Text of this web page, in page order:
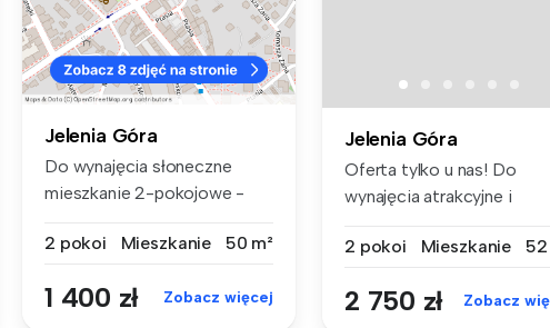
Jelenia Góra
Do wynajęcia słoneczne
mieszkanie 2-pokojowe -
2 pokoi
Mieszkanie 50 m²
1 400 zł Zobacz więcej
Jelenia Góra
Oferta tylko u nas! Do
wynajęcia atrakcyjne i
2 pokoi
Mieszkanie 52
2 750 zł Zobacz